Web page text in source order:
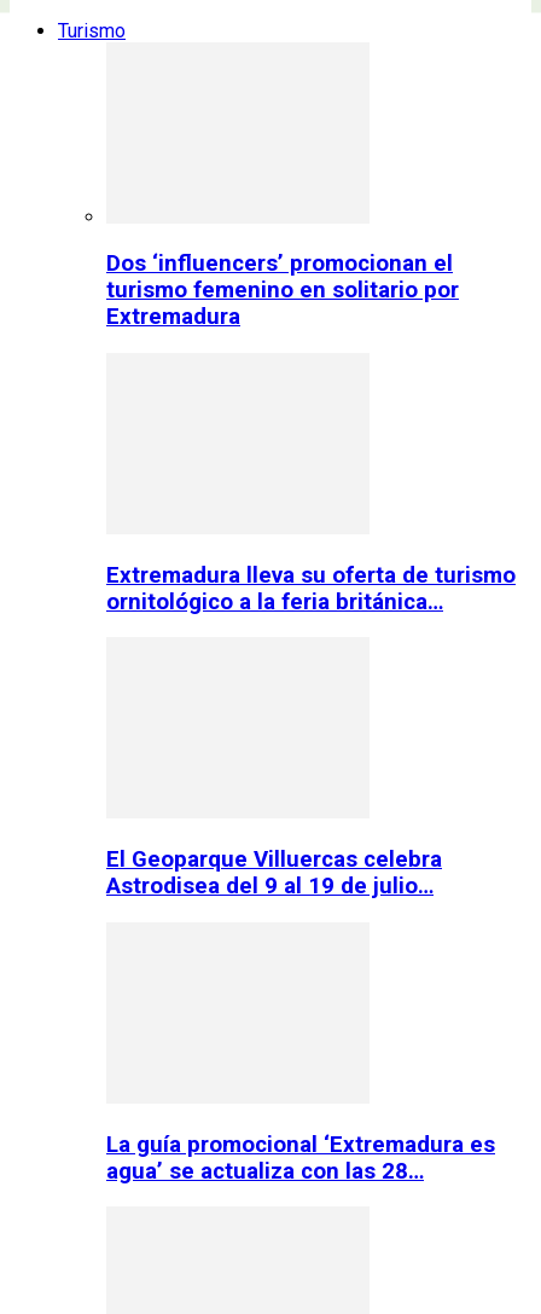
Turismo
Dos ‘influencers’ promocionan el
turismo femenino en solitario por
Extremadura
Extremadura lleva su oferta de turismo
ornitológico a la feria británica…
El Geoparque Villuercas celebra
Astrodisea del 9 al 19 de julio…
La guía promocional ‘Extremadura es
agua’ se actualiza con las 28…